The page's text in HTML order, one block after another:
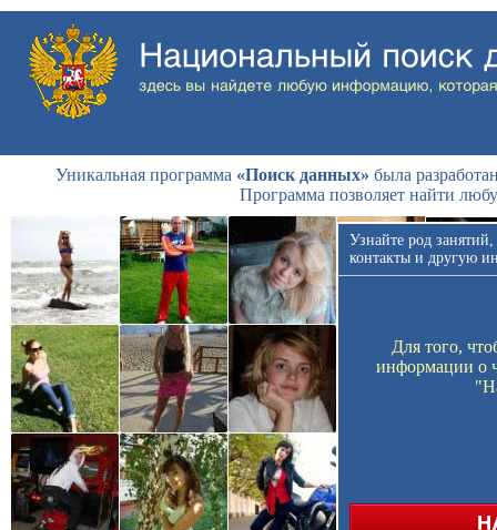
Уникальная программа «Поиск данных» была
Программа позволяет найти
Узнайте род
контакты и другую
Для того,
информации о